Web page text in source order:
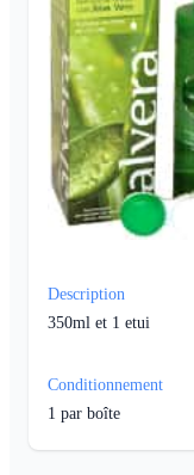
Description
350ml et 1 etui
Conditionnement
1 par boîte